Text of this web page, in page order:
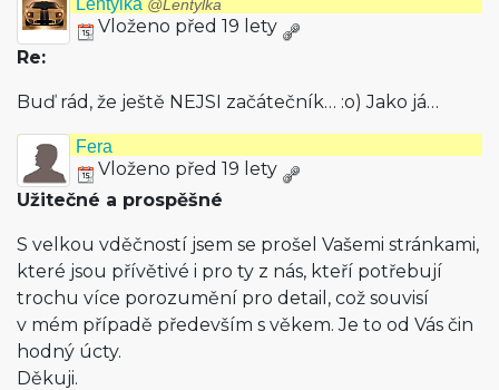
Lentylka @Lentylka
Vloženo před 19 lety
Re:
Buď rád, že ještě NEJSI začátečník… :o) Jako já…
Fera
Vloženo před 19 lety
Užitečné a prospěšné
S velkou vděčností jsem se prošel Vašemi stránkami,
které jsou přívětivé i pro ty z nás, kteří potřebují
trochu více porozumění pro detail, což souvisí
v mém případě především s věkem. Je to od Vás čin
hodný úcty.
Děkuji.